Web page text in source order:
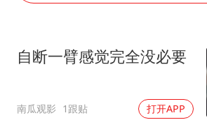
关之琳否认与
多地要求领导
奋进开新局
自断一臂感觉完全没必要
南瓜观影 1跟贴 打开APP